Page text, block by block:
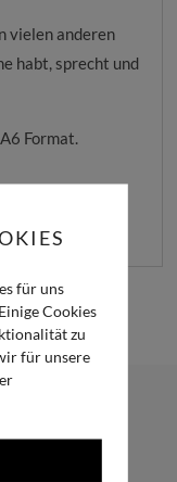
vielen anderen
habt, sprecht und
Format.
für uns
Cookies
zu
für unsere